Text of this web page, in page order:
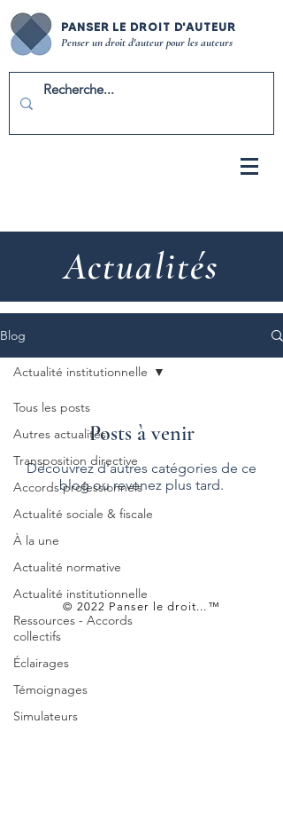
PANSER LE DROIT D'AUTEUR
Penser un droit d'auteur pour les auteurs
Actualités
Blog
Tous les posts
Autres actualités
Transposition directive
Accords professionnels
Actualité sociale & fiscale
À la une
Actualité normative
Actualité institutionnelle
Ressources - Accords
collectifs
Éclairages
Témoignages
Simulateurs
Actualité institutionnelle
Posts à venir
Découvrez d'autres catégories de ce
blog ou revenez plus tard.
© 2022 Panser le droit...™